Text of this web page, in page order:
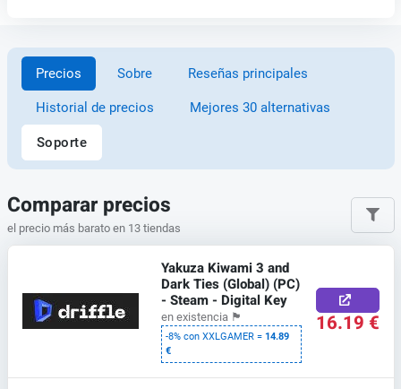
Precios Sobre Reseñas principales
Historial de precios Mejores 30 alternativas
Soporte
Comparar precios
el precio más barato en 13 tiendas
Yakuza Kiwami 3 and
Dark Ties (Global) (PC)
- Steam - Digital Key
en existencia 🏴
-8% con XXLGAMER =14.89
€
16.19 €